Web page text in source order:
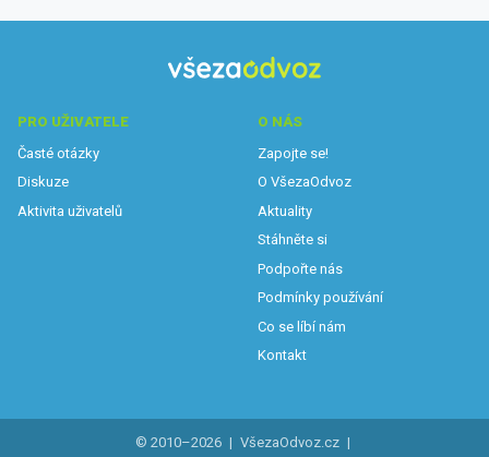
PRO UŽIVATELE
Časté otázky
Diskuze
Aktivita uživatelů
O NÁS
Zapojte se!
O VšezaOdvoz
Aktuality
Stáhněte si
Podpořte nás
Podmínky používání
Co se líbí nám
Kontakt
© 2010–2026 | VšezaOdvoz.cz |